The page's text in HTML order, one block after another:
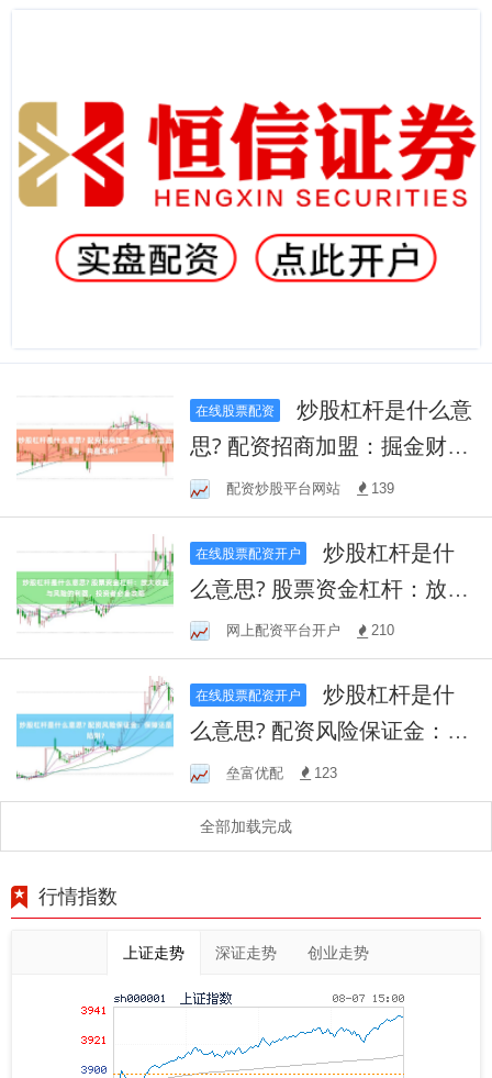
在线股票配资
炒股杠杆是什么意
思? 配资招商加盟：掘金财富
蓝海，共赢未来！
配资炒股平台网站 139
在线股票配资开户
炒股杠杆是什
么意思? 股票资金杠杆：放大
收益与风险的利器，投资者
必备攻略
网上配资平台开户 210
在线股票配资开户
炒股杠杆是什
么意思? 配资风险保证金：保
障还是陷阱？
垒富优配 123
全部加载完成
行情指数
上证走势 深证走势 创业走势